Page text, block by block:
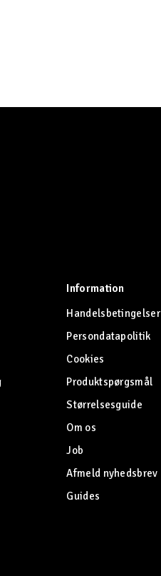
Information
Handelsbetingelser
Persondatapolitik
Cookies
Produktspørgsmål
Størrelsesguide
Om os
Job
Afmeld nyhedsbrev
Guides